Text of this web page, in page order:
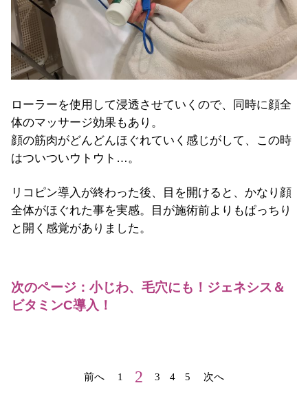
ローラーを使用して浸透させていくので、同時に顔全
体のマッサージ効果もあり。
顔の筋肉がどんどんほぐれていく感じがして、この時
はついついウトウト…。
リコピン導入が終わった後、目を開けると、かなり顔
全体がほぐれた事を実感。目が施術前よりもぱっちり
と開く感覚がありました。
次のページ：小じわ、毛穴にも！ジェネシス＆
ビタミンC導入！
前へ 1 2 3 4 5 次へ